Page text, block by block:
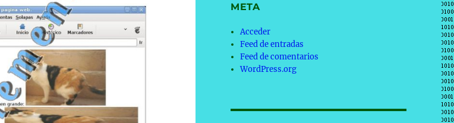
META
Acceder
Feed de entradas
Feed de comentarios
WordPress.org